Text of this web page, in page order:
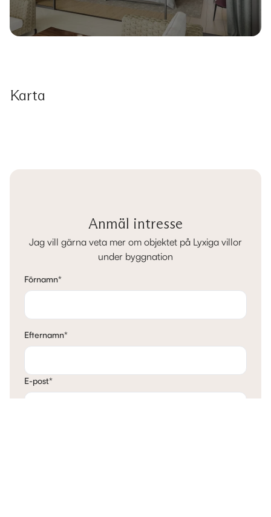
Karta
Anmäl intresse
Jag vill gärna veta mer om objektet på Lyxiga villor
under byggnation
Förnamn*
Efternamn*
E-post*